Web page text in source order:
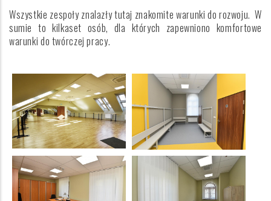
Wszystkie zespoły znalazły tutaj znakomite warunki do rozwoju. W
sumie to kilkaset osób, dla których zapewniono komfortowe
warunki do twórczej pracy.